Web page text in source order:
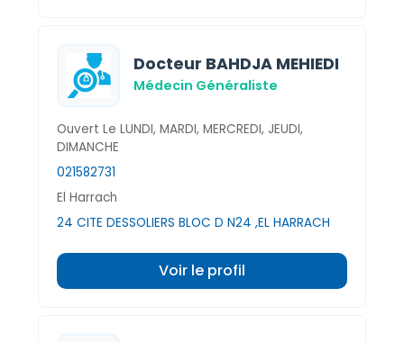
Docteur BAHDJA MEHIEDI
Médecin Généraliste
Ouvert Le LUNDI, MARDI, MERCREDI, JEUDI,
DIMANCHE
021582731
El Harrach
24 CITE DESSOLIERS BLOC D N24 ,EL HARRACH
Voir le profil